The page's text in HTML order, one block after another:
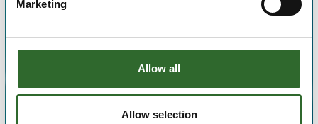
Marketing
Allow all
Allow selection